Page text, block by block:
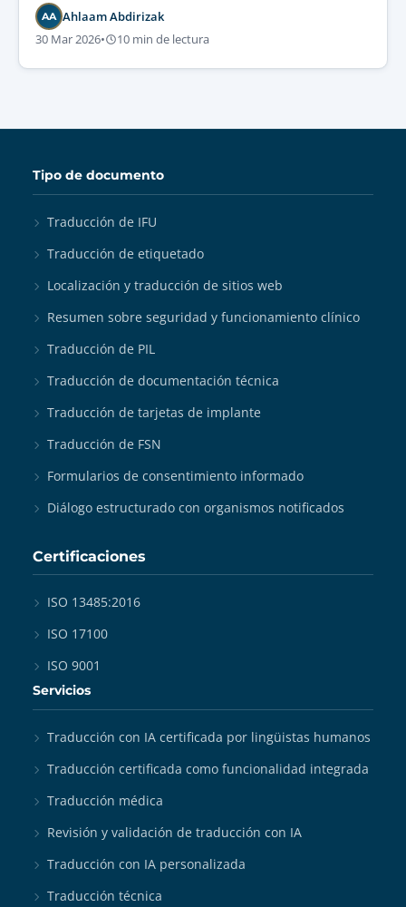
cultural.
AA Ahlaam Abdirizak
30 Mar 2026• 10 min de lectura
Tipo de documento
Traducción de IFU
Traducción de etiquetado
Localización y traducción de sitios web
Resumen sobre seguridad y funcionamiento clínico
Traducción de PIL
Traducción de documentación técnica
Traducción de tarjetas de implante
Traducción de FSN
Formularios de consentimiento informado
Diálogo estructurado con organismos notificados
Certificaciones
ISO 13485:2016
ISO 17100
ISO 9001
Servicios
Traducción con IA certificada por lingüistas humanos
Traducción certificada como funcionalidad integrada
Traducción médica
Revisión y validación de traducción con IA
Traducción con IA personalizada
Traducción técnica